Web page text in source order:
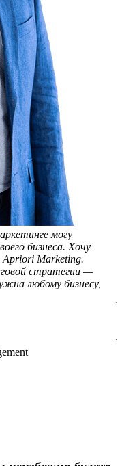
могу
бизнеса. Хочу
Marketing.
стратегии —
любому бизнесу,